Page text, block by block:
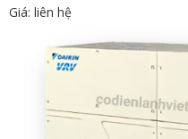
Giá: liên hệ